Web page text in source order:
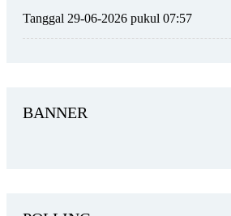
Tanggal 29-06-2026 pukul 07:57
BANNER